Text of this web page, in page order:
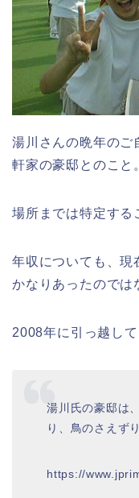
湯川さんの晩年のご
軒家の豪邸とのこと
場所までは特定する
年収についても、現
かなりあったのでは
2008年に引っ越して
湯川氏の豪邸は
り、鳥のさえず
https://